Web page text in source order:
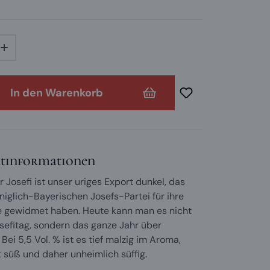
In den Warenkorb
Josefi ist unser uriges Export dunkel, das
Bayerischen Josefs-Partei für ihre
gewidmet haben. Heute kann man es nicht
sondern das ganze Jahr über
5,5 Vol. % ist es tief malzig im Aroma,
süß und daher unheimlich süffig.